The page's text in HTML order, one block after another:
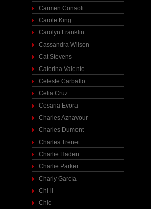
Carmen Consoli
Carole King
Carolyn Franklin
Cassandra Wilson
Cat Stevens
Caterina Valente
Celeste Carballo
Celia Cruz
Cesaria Evora
Charles Aznavour
Charles Dumont
Charles Trenet
Charlie Haden
Charlie Parker
Charly García
Chi-li
Chic